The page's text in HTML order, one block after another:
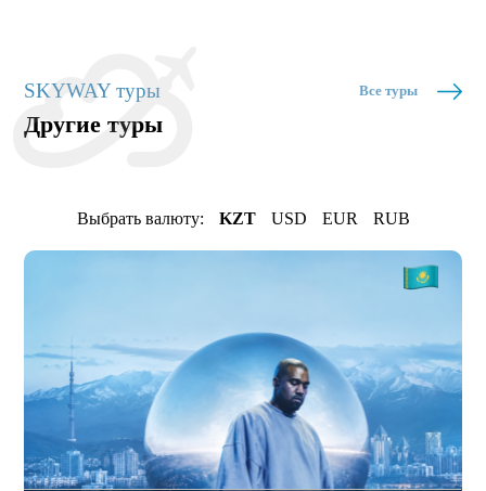
SKYWAY туры Все туры
Другие туры
Выбрать валюту: KZT USD EUR RUB